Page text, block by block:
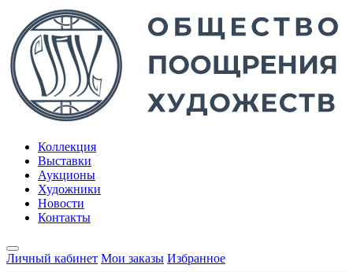
Коллекция
Выставки
Аукционы
Художники
Новости
Контакты
Личный кабинет Мои заказы Избранное